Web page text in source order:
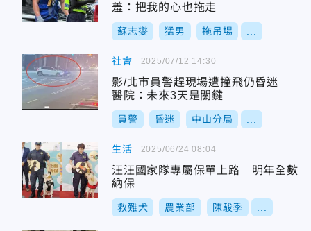
羞：把我的心也拖走
蘇志燮 猛男 拖吊場
社會
影/北市員警趕現場遭撞飛仍昏迷
醫院：未來3天是關鍵
員警 昏迷 中山分局
2025/07/12 14:30
生活
汪汪國家隊專屬保單上路 明年全數
納保
救難犬 農業部 陳駿季
2025/06/24 08:04